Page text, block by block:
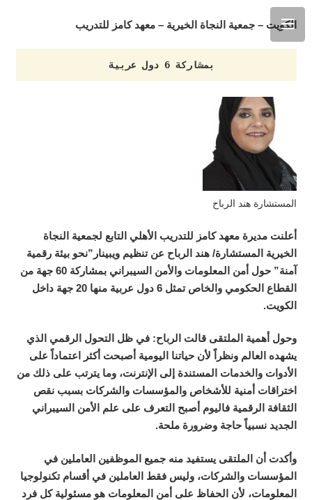
الكويت – جمعية النجاة الخيرية – معهد كامز للتدريب
بمشاركة 6 دول عربية
المستشارة هند الرباح
أعلنت مديرة معهد كامز للتدريب الأهلي التابع لجمعية النجاة
الخيرية المستشارة/ هند الرباح عن تنظيم ويبينار”نحو بيئة رقمية
آمنة” حول أمن المعلومات والأمن السيبراني بمشاركة 60 جهة من
القطاع الحكومي والخاص تمثل 6 دول عربية منها 20 جهة داخل
الكويت.
وحول أهمية الملتقى قالت الرباح: في ظل التحول الرقمي الذي
يشهده العالم ونظراً لأن حياتنا اليومية أصبحت أكثر اعتماداً على
الأدوات والخدمات المستندة إلى الإنترنت، وما يترتب على ذلك من
اختراقات أمنية للأشخاص والمؤسسات والشركات بسبب نقص
الثقافة الرقمية فاليوم أصبح التعرف على علم الأمن السيبراني
الجديد نسبياً حاجة وضرورة ملحة.
وأكدت أن الملتقى يستفيد منه جميع الموظفين العاملين في
المؤسسات والشركات، وليس فقط العاملين في أقسام تكنولوجيا
المعلومات، لأن الحفاظ على أمن المعلومات هو مسئولية كل فرد